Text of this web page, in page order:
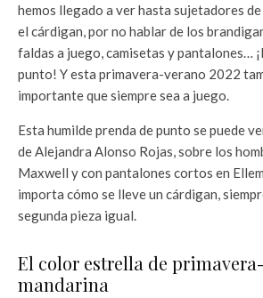
hemos llegado a ver hasta sujetadores
el cárdigan, por no hablar de los
faldas a juego, camisetas y pantalones…
punto! Y esta primavera-verano 2022
importante que siempre sea a juego.
Esta humilde prenda de punto se puede
de Alejandra Alonso Rojas, sobre los
Maxwell y con pantalones cortos en
importa cómo se lleve un cárdigan,
segunda pieza igual.
El color estrella de
mandarina